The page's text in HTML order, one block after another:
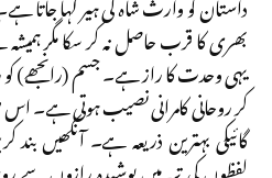
بھری کا قرب حاصل نہ کر سکا مگر
یہی وحدت کا راز ہے۔ جسم
کر روحانی کامرانی نصیب ہوتی ہے۔ اس
گائیکی بہترین ذریعہ ہے۔ آنکھیں بند